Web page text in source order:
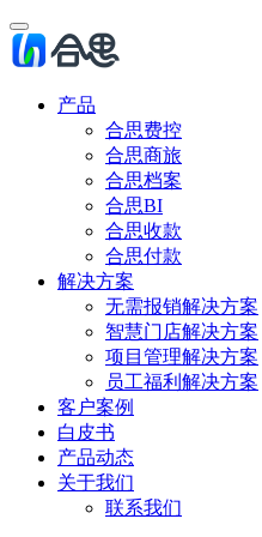
产品
合思费控
合思商旅
合思档案
合思BI
合思收款
合思付款
解决方案
无需报销解决方案
智慧门店解决方案
项目管理解决方案
员工福利解决方案
客户案例
白皮书
产品动态
关于我们
联系我们